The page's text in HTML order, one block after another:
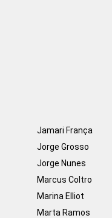
Jamari França
Jorge Grosso
Jorge Nunes
Marcus Coltro
Marina Elliot
Marta Ramos